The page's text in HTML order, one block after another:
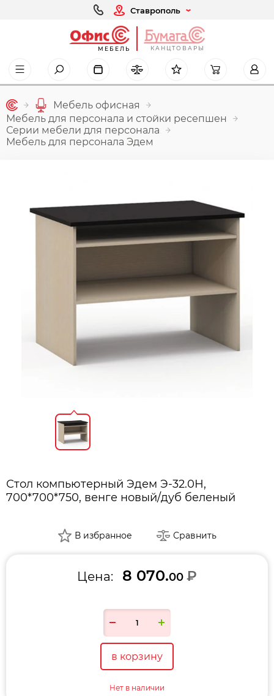
Ставрополь
МЕБЕЛЬ КАНЦТОВАРЫ
Мебель офисная
Мебель для персонала и стойки ресепшен
Серии мебели для персонала
Мебель для персонала Эдем
Стол компьютерный Эдем Э-32.0Н,
700*700*750, венге новый/дуб беленый
В избранное Сравнить
Цена: 8 070.00 ₽
в корзину
Нет в наличии